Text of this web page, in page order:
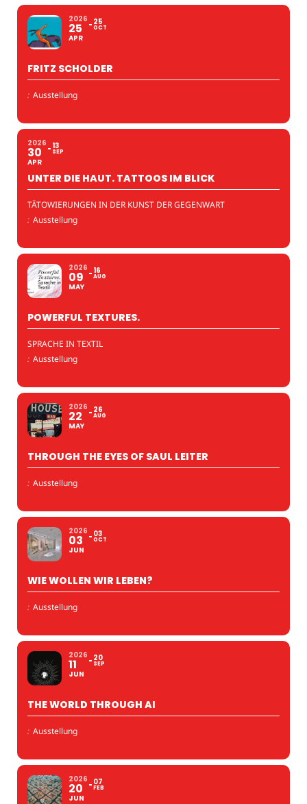
2026
25
APR
25
OCT
FRITZ SCHOLDER
: Ausstellung
2026
30
APR
13
SEP
UNTER DIE HAUT. TATTOOS IM BLICK
TÄTOWIERUNGEN IN DER KUNST DER GEGENWART
: Ausstellung
2026
09
MAY
16
AUG
POWERFUL TEXTURES.
SPRACHE IN TEXTIL
: Ausstellung
2026
22
MAY
26
AUG
THROUGH THE EYES OF SAUL LEITER
: Ausstellung
2026
03
JUN
03
OCT
WIE WOLLEN WIR LEBEN?
: Ausstellung
2026
11
JUN
20
SEP
THE WORLD THROUGH AI
: Ausstellung
2026
20
JUN
07
FEB